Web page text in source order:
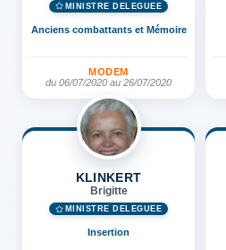
MINISTRE DÉLÉGUÉE
Anciens combattants et Mémoire
MODEM
du 06/07/2020 au 26/07/2020
KLINKERT
Brigitte
MINISTRE DÉLÉGUÉE
Insertion